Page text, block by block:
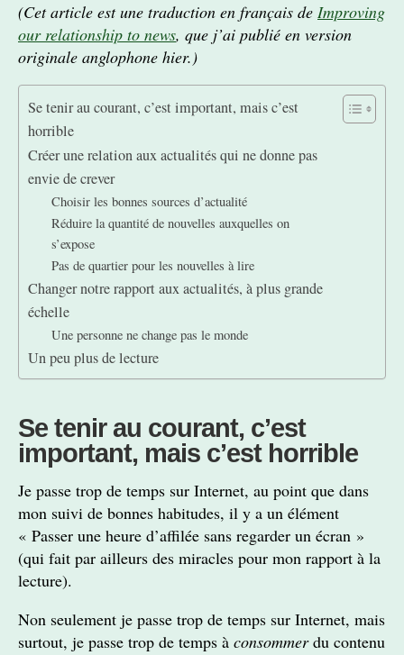
(Cet article est une traduction en français de Improving
our relationship to news, que j’ai publié en version
originale anglophone hier.)
Se tenir au courant, c’est important, mais c’est
horrible
Créer une relation aux actualités qui ne donne pas
envie de crever
Choisir les bonnes sources d’actualité
Réduire la quantité de nouvelles auxquelles on
s’expose
Pas de quartier pour les nouvelles à lire
Changer notre rapport aux actualités, à plus grande
échelle
Une personne ne change pas le monde
Un peu plus de lecture
Se tenir au courant, c’est
important, mais c’est horrible
Je passe trop de temps sur Internet, au point que dans
mon suivi de bonnes habitudes, il y a un élément
« Passer une heure d’affilée sans regarder un écran »
(qui fait par ailleurs des miracles pour mon rapport à la
lecture).
Non seulement je passe trop de temps sur Internet, mais
surtout, je passe trop de temps à consommerdu contenu